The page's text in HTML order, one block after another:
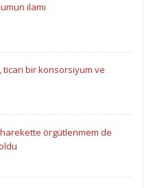
ilamı
ticari bir konsorsiyum ve
örgütlenmem de